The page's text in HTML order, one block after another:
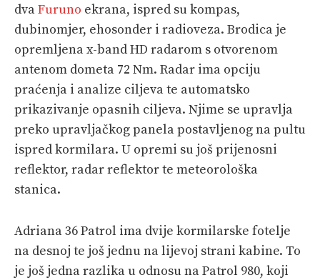
dvaFuruno ekrana, ispred su kompas,
dubinomjer, ehosonder i radioveza. Brodica je
opremljena x-band HD radarom s otvorenom
antenom dometa 72 Nm. Radar ima opciju
praćenja i analize ciljeva te automatsko
prikazivanje opasnih ciljeva. Njime se upravlja
preko upravljačkog panela postavljenog na pultu
ispred kormilara. U opremi su još prijenosni
reflektor, radar reflektor te meteorološka
stanica.
Adriana 36 Patrol ima dvije kormilarske fotelje
na desnoj te još jednu na lijevoj strani kabine. To
je još jedna razlika u odnosu na Patrol 980, koji